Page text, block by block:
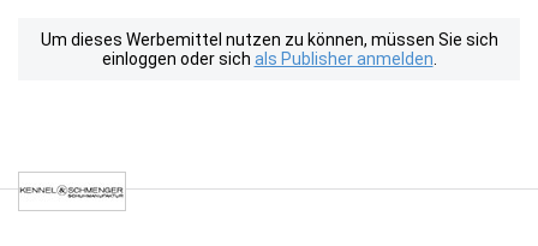
Um dieses Werbemittel nutzen zu können, müssen Sie sich
einloggen oder sich als Publisher anmelden